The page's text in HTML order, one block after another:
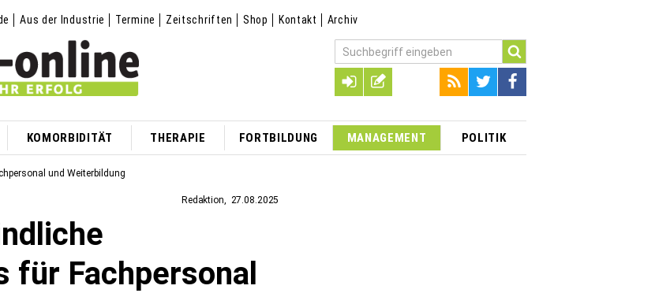
Aus der Industrie Termine Zeitschriften Shop Kontakt Archiv
KOMORBIDITÄT THERAPIE FORTBILDUNG MANAGEMENT POLITIK
und Weiterbildung
Redaktion 27.08.2025
Fachpersonal